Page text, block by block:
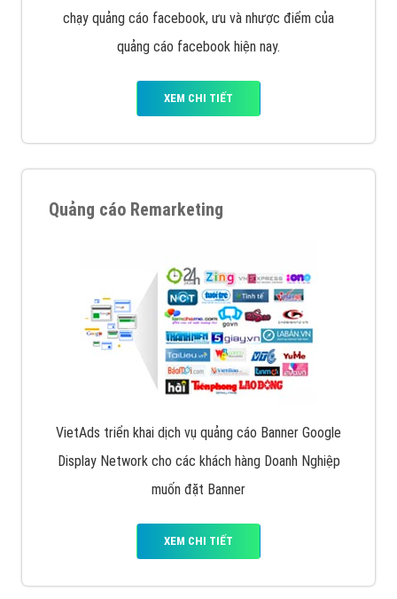
chạy quảng cáo facebook, ưu và nhược điểm của
quảng cáo facebook hiện nay.
XEM CHI TIẾT
Quảng cáo Remarketing
VietAds triển khai dịch vụ quảng cáo Banner Google
Display Network cho các khách hàng Doanh Nghiệp
muốn đặt Banner
XEM CHI TIẾT